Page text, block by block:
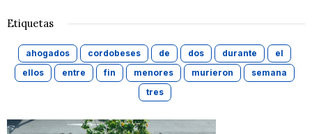
Etiquetas
ahogados cordobeses de dos durante
el
ellos
entre fin menores murieron
semana
tres